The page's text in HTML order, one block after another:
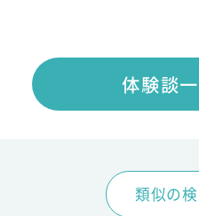
体験談
類似の